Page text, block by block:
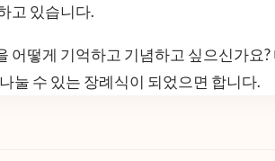
고 있습니다.
어떻게 기억하고 기념하고 싶으신가요
눌 수 있는 장례식이 되었으면 합니다.